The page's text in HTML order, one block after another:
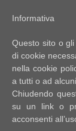
EN
HOME
Contratto
Qualsiasi
Informativa
Questo sito o
di cookie
nella cookie
a tutti o ad
Chiudendo
su un link o
acconsenti